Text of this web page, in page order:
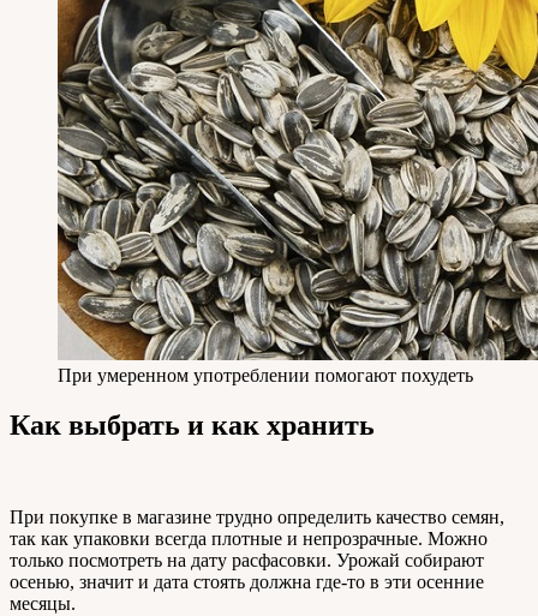
При умеренном употреблении помогают похудеть
Как выбрать и как хранить
При покупке в магазине трудно определить качество семян,
так как упаковки всегда плотные и непрозрачные. Можно
только посмотреть на дату расфасовки. Урожай собирают
осенью, значит и дата стоять должна где-то в эти осенние
месяцы.